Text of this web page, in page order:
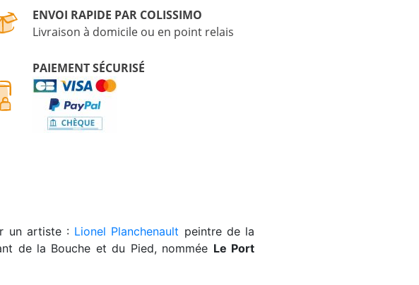
ENVOI RAPIDE PAR COLISSIMO
Livraison à domicile ou en point relais
PAIEMENT SÉCURISÉ
un artiste : Lionel Planchenault peintre de la
de la Bouche et du Pied, nommée Le Port